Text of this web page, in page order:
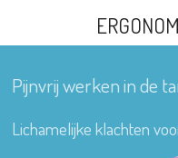
de
hoofdinhoud
Pijnvrij werken in de
Lichamelijke klachten